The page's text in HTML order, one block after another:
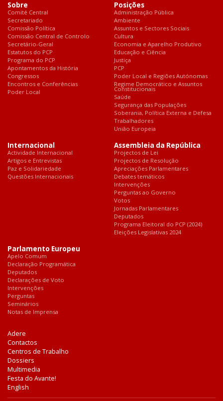
Sobre
Comité Central
Secretariado
Comissão Política
Comissão Central de Controlo
Secretário-Geral
Estatutos do PCP
Programa do PCP
Apontamentos da História
Congressos
Encontros e Conferências
Poder Local
Posições
Administração Pública
Ambiente
Assuntos e Sectores Sociais
Cultura
Economia e Aparelho Produtivo
Educação e Ciência
Justiça
PCP
Poder Local e Regiões Autónomas
Regime Democrático e Assuntos
Constitucionais
Saúde
Segurança das Populações
Soberania, Política Externa e Defesa
Trabalhadores
União Europeia
Internacional
Actividade Internacional
Artigos e Entrevistas
Paz e Solidariedade
Questões Internacionais
Assembleia da República
Projectos de Lei
Projectos de Resolução
Apreciações Parlamentares
Debates temáticos
Intervenções
Perguntas ao Governo
Votos
Jornadas Parlamentares
Deputados
Programa Eleitoral do PCP (2024)
Eleições Legislativas 2024
Parlamento Europeu
Apelo Comum
Declaração Programática
Deputados
Declarações de Voto
Intervenções
Perguntas
Seminários
Notas de Imprensa
Adere
Contactos
Centros de Trabalho
Dossiers
Multimedia
Festa do Avante!
English